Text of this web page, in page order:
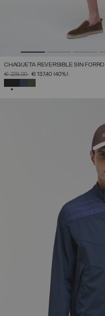
CHAQUETA REVERSIBLE SIN FORRO
PRECIO REBAJADO DE
€ 229,00A€ 137,40 (40%)